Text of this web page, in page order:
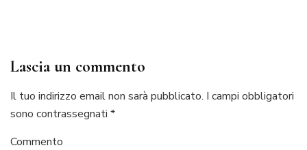
Lascia un commento
Il tuo indirizzo email non sarà pubblicato. I campi obbligatori
sono contrassegnati *
Commento